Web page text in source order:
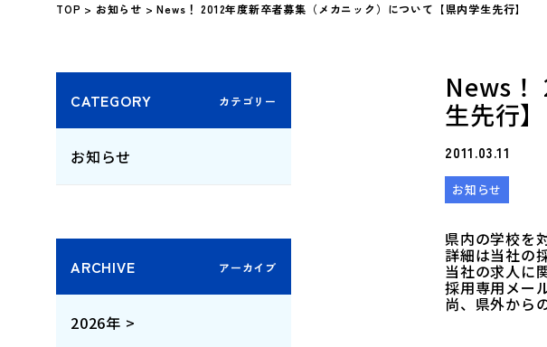
TOP > お知らせ >News！ 2012年度新卒者募集（メカニック）について【県内学生先行】
CATEGORY
お知らせ
ARCHIVE
2026年 >
News！
生先行】
2011.03.11
お知らせ
県内の学校を
詳細は当社の
当社の求人に
採用専用メー
尚、県外から